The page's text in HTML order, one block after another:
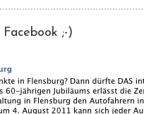
;-)